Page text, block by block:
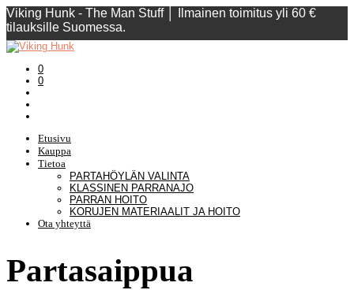
Viking Hunk - The Man Stuff │ Ilmainen toimitus yli 60 €
tilauksille Suomessa.
0
0
Etusivu
Kauppa
Tietoa
PARTAHÖYLÄN VALINTA
KLASSINEN PARRANAJO
PARRAN HOITO
KORUJEN MATERIAALIT JA HOITO
Ota yhteyttä
Partasaippua